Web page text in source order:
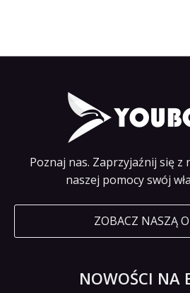
Poznaj nas. Zaprzyjaźnij się z
naszej pomocy swój
ZOBACZ NASZĄ
NOWOŚCI NA